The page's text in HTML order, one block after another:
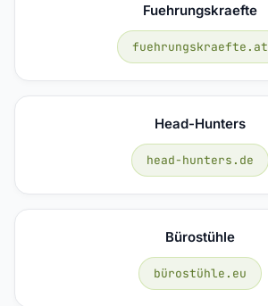
Fuehrungskraefte
fuehrungskraefte.at
Head-Hunters
head-hunters.de
Bürostühle
bürostühle.eu